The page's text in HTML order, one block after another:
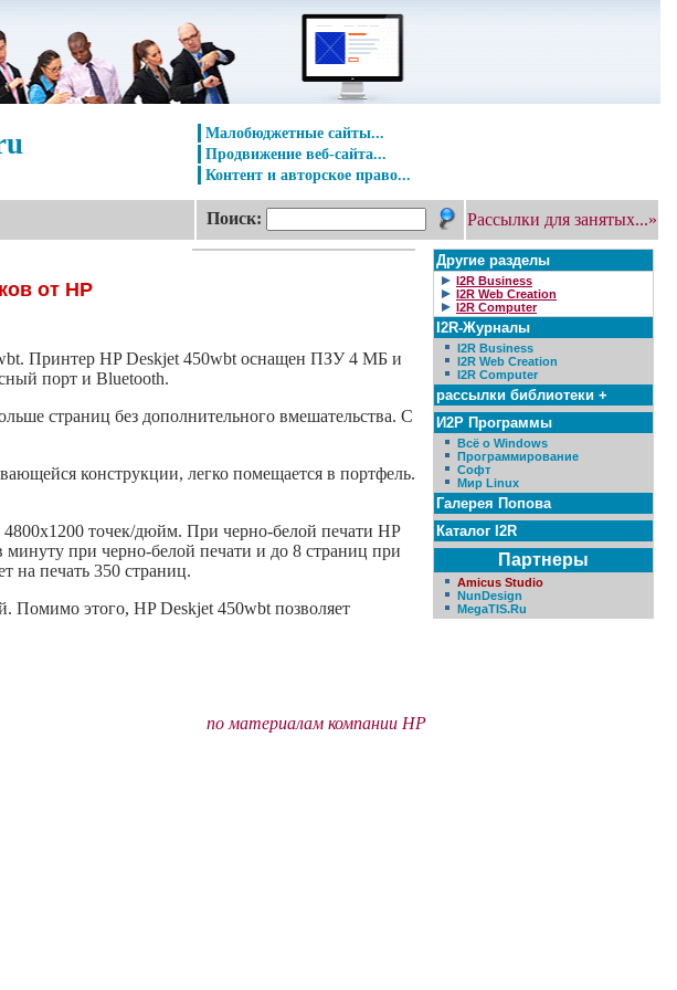
Малобюджетные сайты...
Продвижение веб-сайта...
Контент и авторское право...
Поиск: Рассылки для занятых...»
от HP
Принтер HP Deskjet 450wbt оснащен ПЗУ 4 MБ и
порт и Bluetooth.
страниц без дополнительного вмешательства. С
конструкции, легко помещается в портфель.
точек/дюйм. При черно-белой печати HP
минуту при черно-белой печати и до 8 страниц при
на печать 350 страниц.
Помимо этого, HP Deskjet 450wbt позволяет
по материалам компании HP
Другие разделы
I2R Business
I2R Web Creation
I2R Computer
I2R-Журналы
I2R Business
I2R Web Creation
I2R Computer
рассылки библиотеки +
И2Р Программы
Всё о Windows
Программирование
Софт
Мир Linux
Галерея Попова
Каталог I2R
Партнеры
Amicus Studio
NunDesign
MegaTIS.Ru